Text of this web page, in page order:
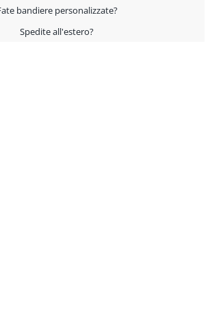
bandiere personalizzate?
Spedite all'estero?